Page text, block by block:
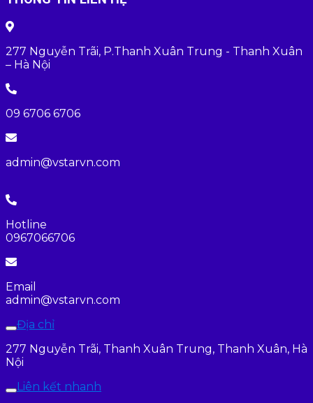
277 Nguyễn Trãi, P.Thanh Xuân Trung - Thanh Xuân
– Hà Nội
09 6706 6706
admin@vstarvn.com
Hotline
0967066706
Email
admin@vstarvn.com
Địa chỉ
277 Nguyễn Trãi, Thanh Xuân Trung, Thanh Xuân, Hà
Nội
Liên kết nhanh